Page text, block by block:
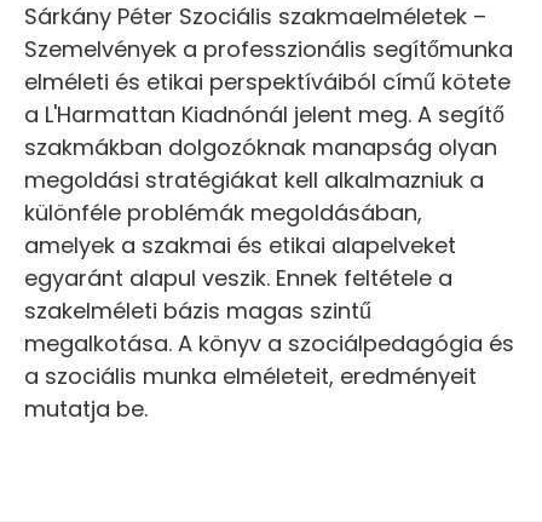
Sárkány Péter Szociális szakmaelméletek –
Szemelvények a professzionális segítőmunka
elméleti és etikai perspektíváiból című kötete
a L'Harmattan Kiadnónál jelent meg. A segítő
szakmákban dolgozóknak manapság olyan
megoldási stratégiákat kell alkalmazniuk a
különféle problémák megoldásában,
amelyek a szakmai és etikai alapelveket
egyaránt alapul veszik. Ennek feltétele a
szakelméleti bázis magas szintű
megalkotása. A könyv a szociálpedagógia és
a szociális munka elméleteit, eredményeit
mutatja be.